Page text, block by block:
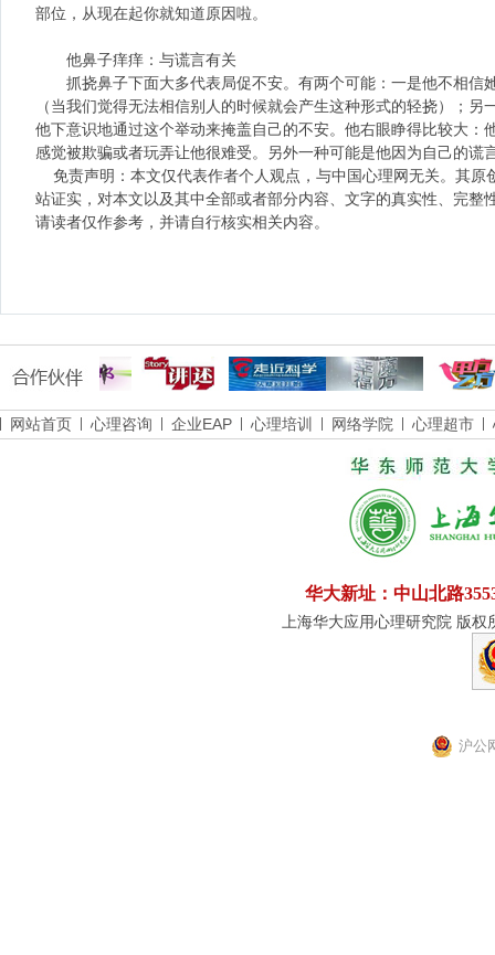
部位，从现在起你就知道原因啦。
他鼻子痒痒：与谎言有关
抓挠鼻子下面大多代表局促不安。有两个可能：一是他不相信
（当我们觉得无法相信别人的时候就会产生这种形式的轻挠）；
他下意识地通过这个举动来掩盖自己的不安。他右眼睁得比较大：
感觉被欺骗或者玩弄让他很难受。另外一种可能是他因为自己的谎
免责声明：本文仅代表作者个人观点，与中国心理网无关。其原
站证实，对本文以及其中全部或者部分内容、文字的真实性、完整
请读者仅作参考，并请自行核实相关内容。
网站首页 心理咨询 企业EAP 心理培训 网络学院 心理超市
华大新址：中山北路
上海华大应用心理研究院 版
沪公